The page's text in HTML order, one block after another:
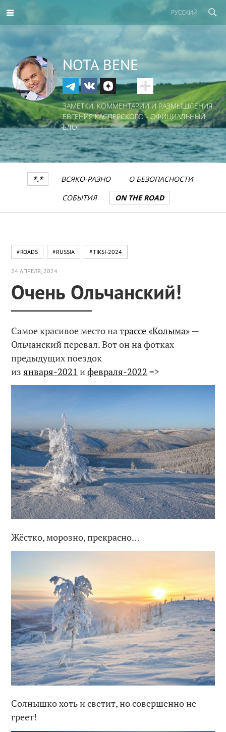
РУССКИЙ
NOTA BENE
ЗАМЕТКИ, КОММЕНТАРИИ И РАЗМЫШЛЕНИЯ
ЕВГЕНИЯ КАСПЕРСКОГО - ОФИЦИАЛЬНЫЙ
БЛОГ
*.* ВСЯКО-РАЗНО
О БЕЗОПАСНОСТИ
СОБЫТИЯ
ON THE ROAD
#ROADS #RUSSIA #TIKSI-2024
24 АПРЕЛЯ, 2024
Очень Ольчанский!
Самое красивое место натрассе «Колыма»—
Ольчанский перевал. Вот он на фотках
предыдущих поездок
изянваря-2021 ифевраля-2022 =>
Жёстко, морозно, прекрасно…
Солнышко хоть и светит, но совершенно не
греет!